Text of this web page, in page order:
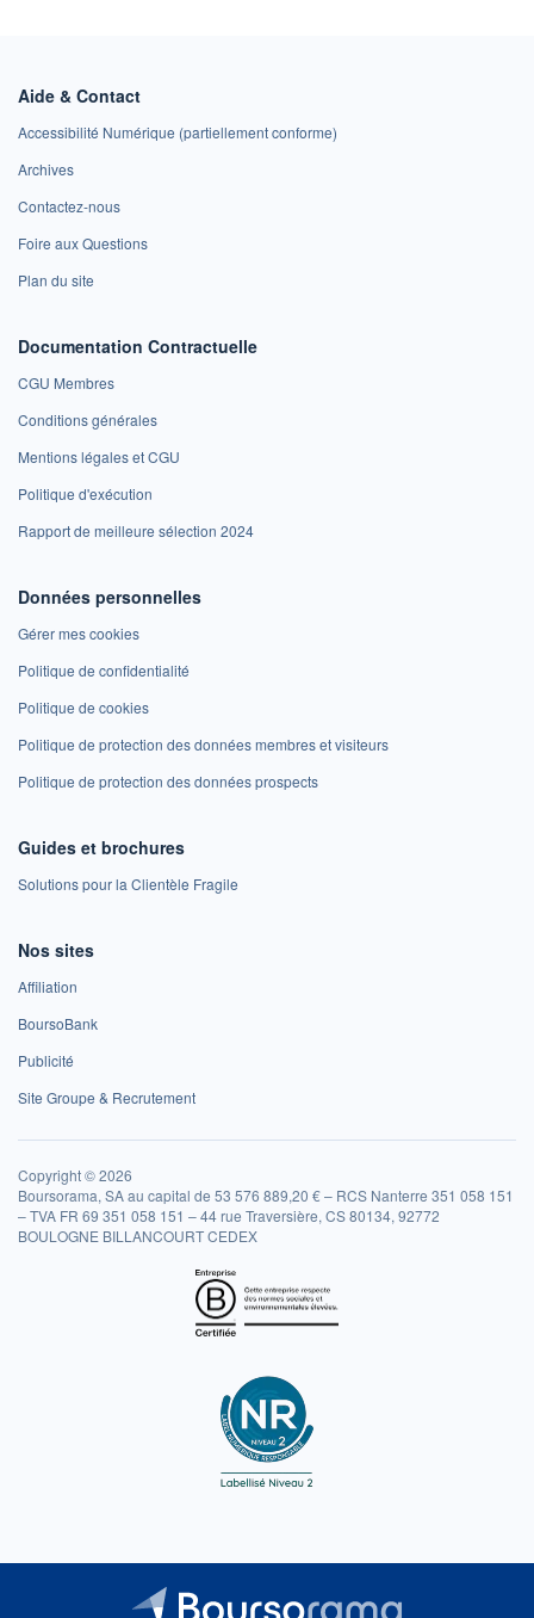
Aide & Contact
Accessibilité Numérique (partiellement conforme)
Archives
Contactez-nous
Foire aux Questions
Plan du site
Documentation Contractuelle
CGU Membres
Conditions générales
Mentions légales et CGU
Politique d'exécution
Rapport de meilleure sélection 2024
Données personnelles
Gérer mes cookies
Politique de confidentialité
Politique de cookies
Politique de protection des données membres et visiteurs
Politique de protection des données prospects
Guides et brochures
Solutions pour la Clientèle Fragile
Nos sites
Affiliation
BoursoBank
Publicité
Site Groupe & Recrutement
Copyright © 2026
Boursorama, SA au capital de 53 576 889,20 € – RCS Nanterre 351 058 151
– TVA FR 69 351 058 151 – 44 rue Traversière, CS 80134, 92772
BOULOGNE BILLANCOURT CEDEX